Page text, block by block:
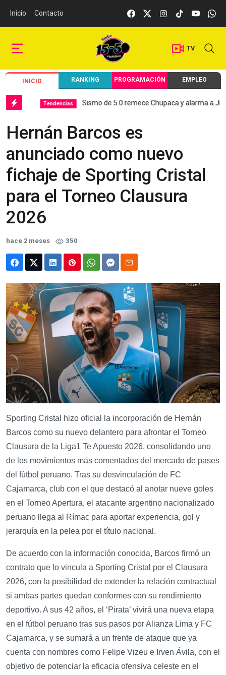
Inicio Contacto
TV
INICIO RANKING PROGRAMACIÓN EMPLEO
Tendencias Sismo de 5.0 remece Chupaca y alarma a Junín
Hernán Barcos es
anunciado como nuevo
fichaje de Sporting Cristal
para el Torneo Clausura
2026
hace 2 meses 350
Sporting Cristal hizo oficial la incorporación de Hernán
Barcos como su nuevo delantero para afrontar el Torneo
Clausura de la Liga1 Te Apuesto 2026, consolidando uno
de los movimientos más comentados del mercado de pases
del fútbol peruano. Tras su desvinculación de FC
Cajamarca, club con el que destacó al anotar nueve goles
en el Torneo Apertura, el atacante argentino nacionalizado
peruano llega al Rímac para aportar experiencia, gol y
jerarquía en la pelea por el título nacional.
De acuerdo con la información conocida, Barcos firmó un
contrato que lo vincula a Sporting Cristal por el Clausura
2026, con la posibilidad de extender la relación contractual
si ambas partes quedan conformes con su rendimiento
deportivo. A sus 42 años, el ‘Pirata’ vivirá una nueva etapa
en el fútbol peruano tras sus pasos por Alianza Lima y FC
Cajamarca, y se sumará a un frente de ataque que ya
cuenta con nombres como Felipe Vizeu e Irven Ávila, con el
objetivo de potenciar la eficacia ofensiva celeste en el